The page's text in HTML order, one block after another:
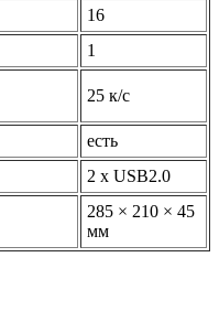
16
1
25 к/с
есть
2 х USB2.0
285 × 210 × 45
мм